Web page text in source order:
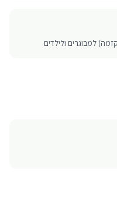
למבוגרים ולילדים